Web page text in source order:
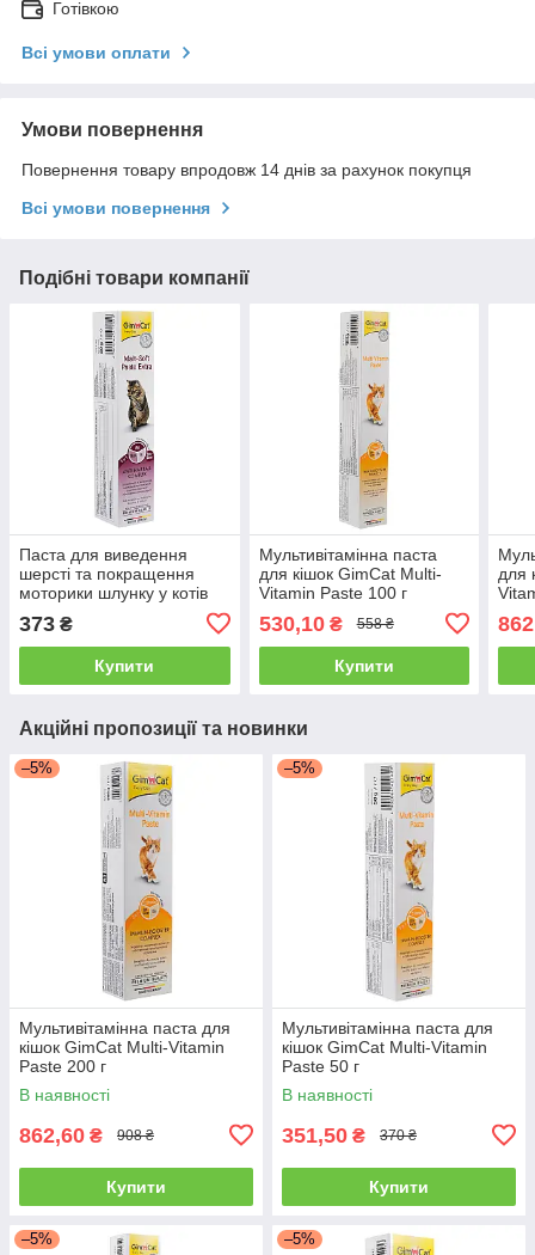
Готівкою
Всі умови оплати
Умови повернення
Повернення товару впродовж 14 днів за рахунок покупця
Всі умови повернення
Подібні товари компанії
Паста для виведення
шерсті та покращення
моторики шлунку у котів
GimCat Malt-soft Extra 50 г
373 ₴
Купити
Мультивітамінна паста
для кішок GimCat Multi-
Vitamin Paste 100 г
530,10₴ 558 ₴
Купити
для
Акційні пропозиції та новинки
–5%
Мультивітамінна паста для
кішок GimCat Multi-Vitamin
Paste 200 г
В наявності
862,60 ₴ 908 ₴
Купити
–5%
Мультивітамінна паста для
кішок GimCat Multi-Vitamin
Paste 50 г
В наявності
351,50 ₴ 370 ₴
Купити
–5% –5%